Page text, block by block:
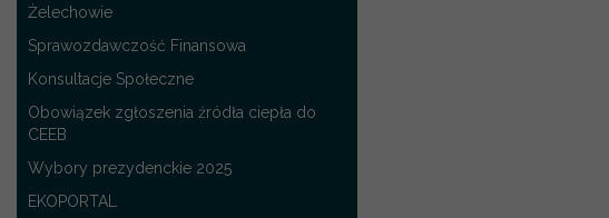
Żelechowie
Sprawozdawczość Finansowa
Konsultacje Społeczne
Obowiązek zgłoszenia źródła ciepła do
CEEB
Wybory prezydenckie 2025
EKOPORTAL